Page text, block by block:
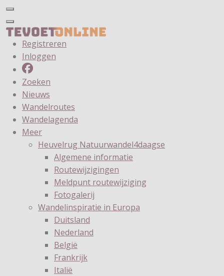
Registreren
Inloggen
Zoeken
Nieuws
Wandelroutes
Wandelagenda
Meer
Heuvelrug Natuurwandel4daagse
Algemene informatie
Routewijzigingen
Meldpunt routewijziging
Fotogalerij
Wandelinspiratie in Europa
Duitsland
Nederland
België
Frankrijk
Italië